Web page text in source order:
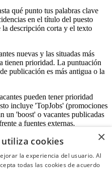
qué punto tus palabras clave
en el título del puesto
la descripción corta y el texto
nuevas y las situadas más
tienen prioridad. La puntuación
publicación es más antigua o la
pueden tener prioridad
incluye 'TopJobs' (promociones
un 'boost' o vacantes publicadas
a fuentes externas.
×
cookies
la experiencia del usuario. Al
todas las cookies de acuerdo